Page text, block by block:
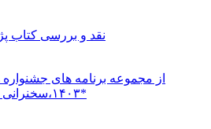
نقد و بررسی کتاب
از مجموعه برنامه های
۱۴۰۳،سخنرانی *مداخله در بحران خودکشی*